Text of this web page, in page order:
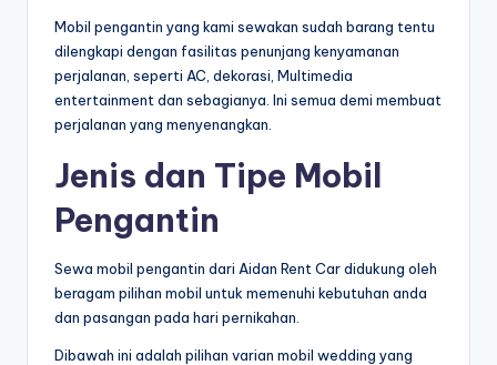
Mobil pengantin yang kami sewakan sudah barang tentu
dilengkapi dengan fasilitas penunjang kenyamanan
perjalanan, seperti AC, dekorasi, Multimedia
entertainment dan sebagianya. Ini semua demi membuat
perjalanan yang menyenangkan.
Jenis dan Tipe Mobil
Pengantin
Sewa mobil pengantin dari Aidan Rent Car didukung oleh
beragam pilihan mobil untuk memenuhi kebutuhan anda
dan pasangan pada hari pernikahan.
Dibawah ini adalah pilihan varian mobil wedding yang